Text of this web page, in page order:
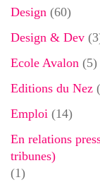
Design (60)
Design & Dev
Ecole Avalon (5)
Editions du Nez
Emploi (14)
En relations
tribunes)
(1)